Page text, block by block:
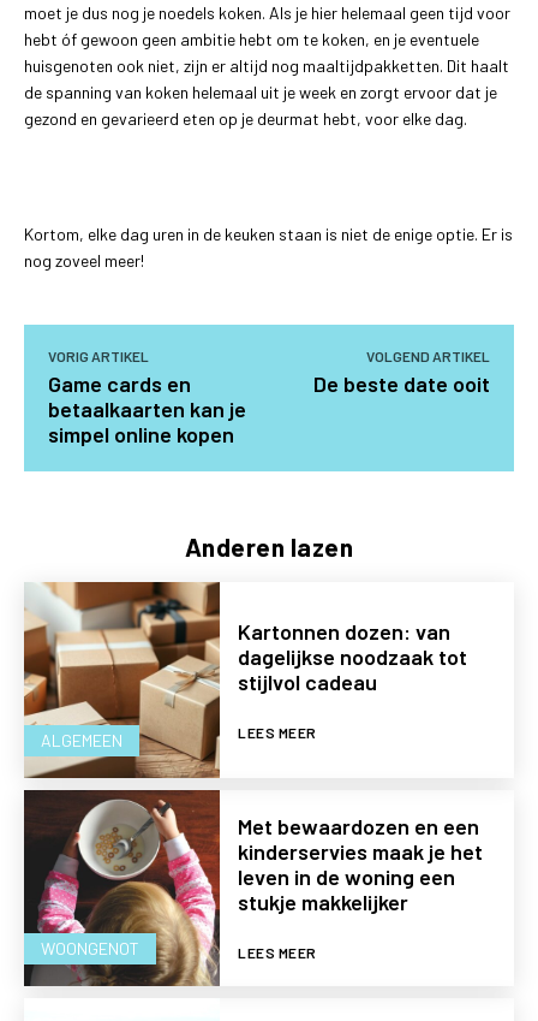
Anderen lazen
ALGEMEEN
Kartonnen dozen: van
dagelijkse noodzaak tot
stijlvol cadeau
LEES MEER
WOONGENOT
Met bewaardozen en een
kinderservies maak je het
leven in de woning een
stukje makkelijker
LEES MEER
moet je dus nog je noedels koken. Als je hier helemaal geen tijd voor
hebt óf gewoon geen ambitie hebt om te koken, en je eventuele
huisgenoten ook niet, zijn er altijd nog maaltijdpakketten. Dit haalt
de spanning van koken helemaal uit je week en zorgt ervoor dat je
gezond en gevarieerd eten op je deurmat hebt, voor elke dag.
Kortom, elke dag uren in de keuken staan is niet de enige optie. Er is
nog zoveel meer!
VORIG ARTIKEL
Game cards en
betaalkaarten kan je
simpel online kopen
VOLGEND ARTIKEL
De beste date ooit